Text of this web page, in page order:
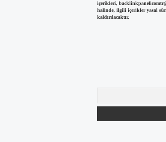
içerikleri,
halinde, ilgili içerikler yasal
kaldırılacaktır.